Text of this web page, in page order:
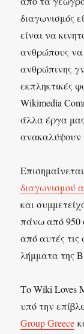
διαγωνισμός
είναι να
ανθρώπους να
ανθρώπινης
εκπληκτικές
Wikimedia
άλλα έργα
ανακαλύψουν
διαγωνισμού
και
πάνω από 950
από αυτές τις
λήμματα της
Το Wiki Loves
υπό την
Group Greece